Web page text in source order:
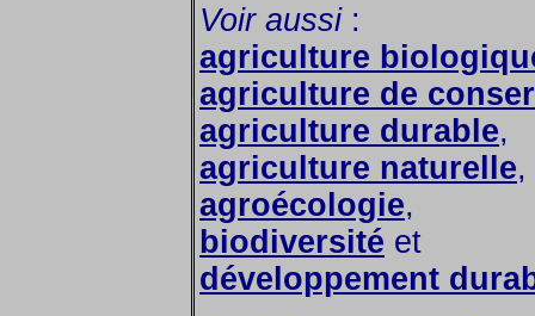
Voir aussi:
agriculture
agriculture de
agriculture durable,
agriculture naturelle,
agroécologie,
biodiversité et
développement